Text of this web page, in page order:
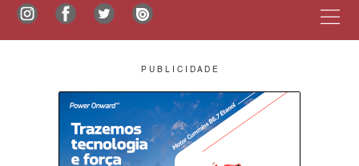
P U B L I C I D A D E